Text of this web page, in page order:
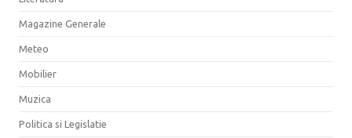
Magazine Generale
Meteo
Mobilier
Muzica
Politica si Legislatie